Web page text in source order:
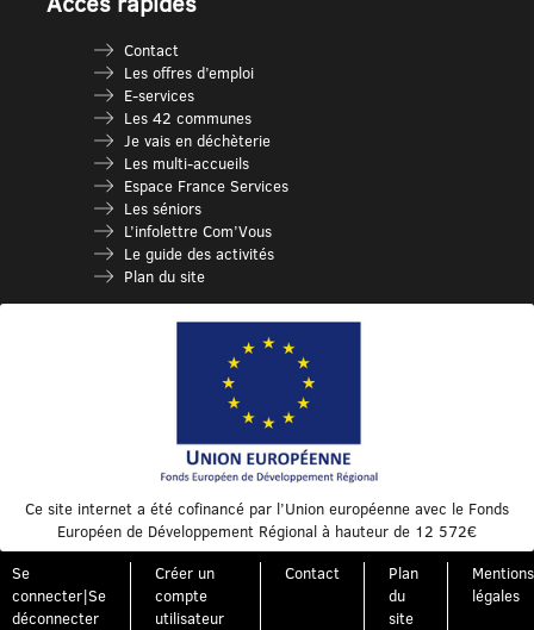
Contact
Les offres d’emploi
E-services
Les 42 communes
Je vais en déchèterie
Les multi-accueils
Espace France Services
Les séniors
L’infolettre Com’Vous
Le guide des activités
Plan du site
Ce site internet a été cofinancé par l’Union européenne avec le Fonds
Européen de Développement Régional à hauteur de 12 572€
Se
connecter|Se
déconnecter
Créer un
compte
utilisateur
Contact
Plan
du
site
Mentions
légales